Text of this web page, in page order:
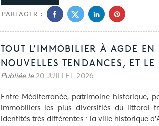
PARTAGER :
TOUT L’IMMOBILIER À AGDE
NOUVELLES TENDANCES, ET
Publiée le 20 JUILLET 2026
Entre Méditerranée, patrimoine historique,
immobiliers les plus diversifiés du littoral
identités très différentes : la ville historique